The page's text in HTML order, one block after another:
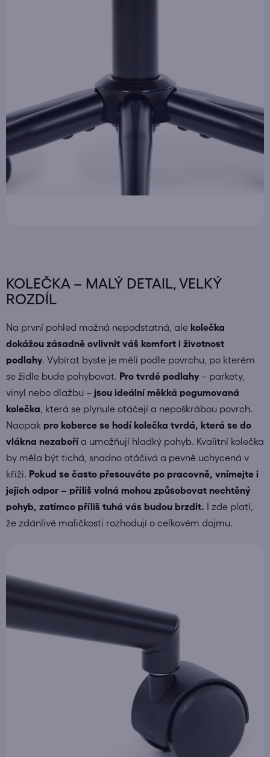
KOLEČKA – MALÝ DETAIL, VELKÝ
ROZDÍL
Na první pohled možná nepodstatná, ale kolečka
dokážou zásadně ovlivnit váš komfort i životnost
podlahy. Vybírat byste je měli podle povrchu, po kterém
se židle bude pohybovat. Pro tvrdé podlahy– parkety,
vinyl nebo dlažbu – jsou ideální měkká pogumovaná
kolečka , která se plynule otáčejí a nepoškrábou povrch.
Naopak pro koberce se hodí kolečka tvrdá, která se do
vlákna nezabořía umožňují hladký pohyb. Kvalitní kolečka
by měla být tichá, snadno otáčivá a pevně uchycená v
kříži. Pokud se často přesouváte po pracovně, vnímejte i
jejich odpor – příliš volná mohou způsobovat nechtěný
pohyb, zatímco příliš tuhá vás budou brzdit. I zde platí,
že zdánlivé maličkosti rozhodují o celkovém dojmu.